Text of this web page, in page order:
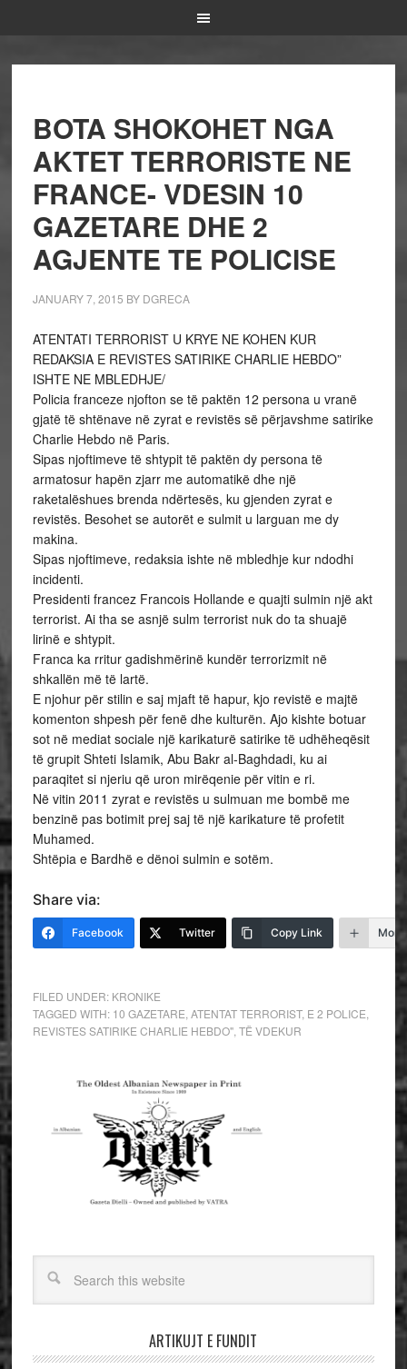
BOTA SHOKOHET NGA
AKTET TERRORISTE NE
FRANCE- VDESIN 10
GAZETARE DHE 2
AGJENTE TE POLICISE
JANUARY 7, 2015 BY DGRECA
ATENTATI TERRORIST U KRYE NE KOHEN KUR
REDAKSIA E REVISTES SATIRIKE CHARLIE HEBDO”
ISHTE NE MBLEDHJE/
Policia franceze njofton se të paktën 12 persona u vranë
gjatë të shtënave në zyrat e revistës së përjavshme satirike
Charlie Hebdo në Paris.
Sipas njoftimeve të shtypit të paktën dy persona të
armatosur hapën zjarr me automatikë dhe një
raketalëshues brenda ndërtesës, ku gjenden zyrat e
revistës. Besohet se autorët e sulmit u larguan me dy
makina.
Sipas njoftimeve, redaksia ishte në mbledhje kur ndodhi
incidenti.
Presidenti francez Francois Hollande e quajti sulmin një akt
terrorist. Ai tha se asnjë sulm terrorist nuk do ta shuajë
lirinë e shtypit.
Franca ka rritur gadishmërinë kundër terrorizmit në
shkallën më të lartë.
E njohur për stilin e saj mjaft të hapur, kjo revistë e majtë
komenton shpesh për fenë dhe kulturën. Ajo kishte botuar
sot në mediat sociale një karikaturë satirike të udhëheqësit
të grupit Shteti Islamik, Abu Bakr al-Baghdadi, ku ai
paraqitet si njeriu që uron mirëqenie për vitin e ri.
Në vitin 2011 zyrat e revistës u sulmuan me bombë me
benzinë pas botimit prej saj të një karikature të profetit
Muhamed.
Shtëpia e Bardhë e dënoi sulmin e sotëm.
Share via:
Facebook Twitter Copy Link More
FILED UNDER: KRONIKE
TAGGED WITH: 10 GAZETARE ATENTAT TERRORIST, E 2 POLICE
REVISTES SATIRIKE CHARLIE HEBDO", TË VDEKUR
ARTIKUJT E FUNDIT